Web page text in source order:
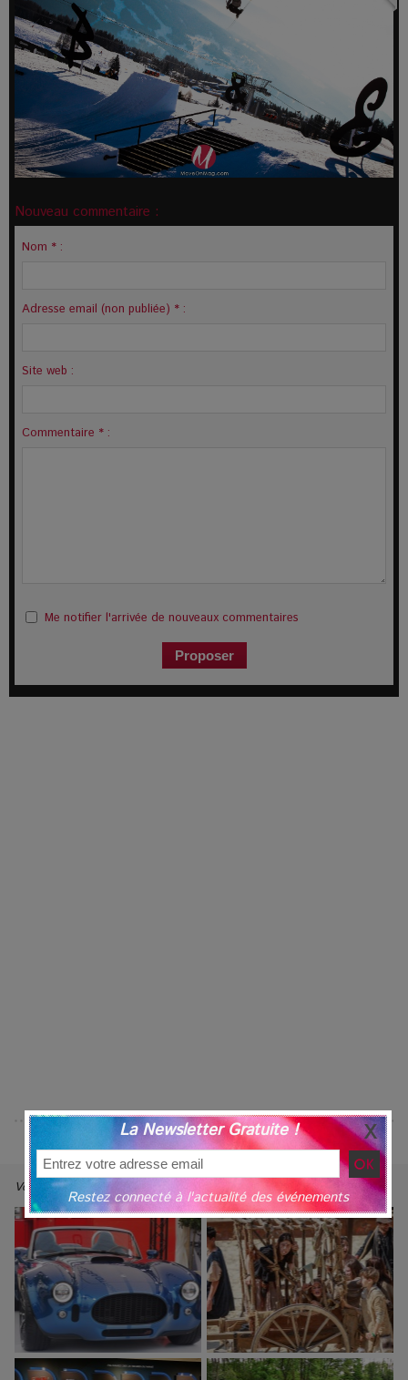
Nouveau commentaire :
Nom * :
Adresse email (non publiée) * :
Site web :
Commentaire * :
Me notifier l'arrivée de nouveaux commentaires
Voir nos Reportages Photos ⇢
La Newsletter Gratuite !
Restez connecté à l'actualité des événements